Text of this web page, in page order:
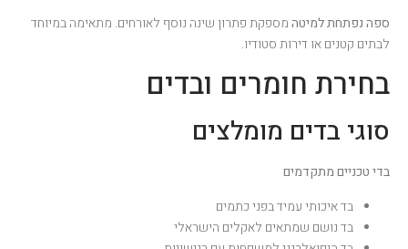
ספה נפתחת למיטהמספקת פתרון שינה נוסף לאורחים. מתאימה במיוחד
לבתים קטנים או דירות סטודיו.
בחירת חומרים ובדים
סוגי בדים מומלצים
בדי טכניים מתקדמים
בד איכותי עמיד בפני כתמים
בד נושם שמתאים לאקלים הישראלי